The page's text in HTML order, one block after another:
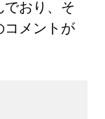
でおり、そ
コメントが